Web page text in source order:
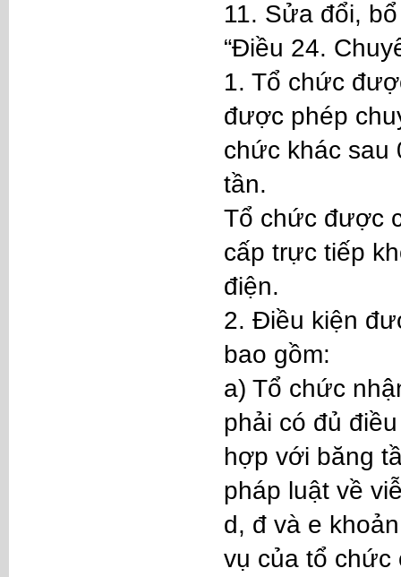
11. Sửa đổi,
“Điều 24.
1. Tổ chức
được phép
chức khác sau
tần.
Tổ chức được
cấp trực tiếp
điện.
2. Điều kiện
bao gồm:
a) Tổ chức
phải có đủ
hợp với băng
pháp luật về
d, đ và e
vụ của tổ